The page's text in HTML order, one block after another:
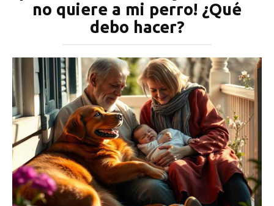
no quiere a mi perro! ¿Qué
debo hacer?